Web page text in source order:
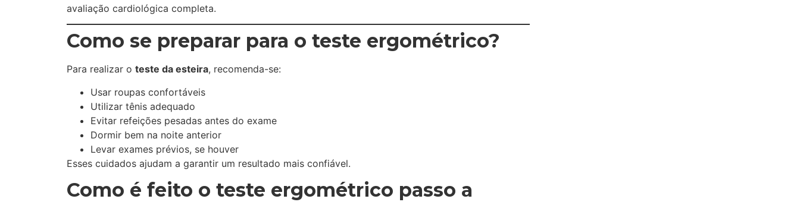
avaliação cardiológica completa.
Como se preparar para o teste ergométrico?
Para realizar o teste da esteira, recomenda-se:
Usar roupas confortáveis
Utilizar tênis adequado
Evitar refeições pesadas antes do exame
Dormir bem na noite anterior
Levar exames prévios, se houver
Esses cuidados ajudam a garantir um resultado mais confiável.
Como é feito o teste ergométrico passo a